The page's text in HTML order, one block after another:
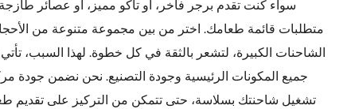
سواء كنت تقدم برجر فاخر، أو تاكو مميز، أو عصائر
متطلبات قائمة طعامك. اختر من بين مجموعة متنوعة من
الشاحنات الكبيرة، لتشعر بالثقة في كل خطوة. لهذا السبب،
جميع المكونات الرئيسية وجودة التصنيع. نحن نضمن جودة
تشغيل شاحنتك بسلاسة، حتى تتمكن من التركيز على تقديم